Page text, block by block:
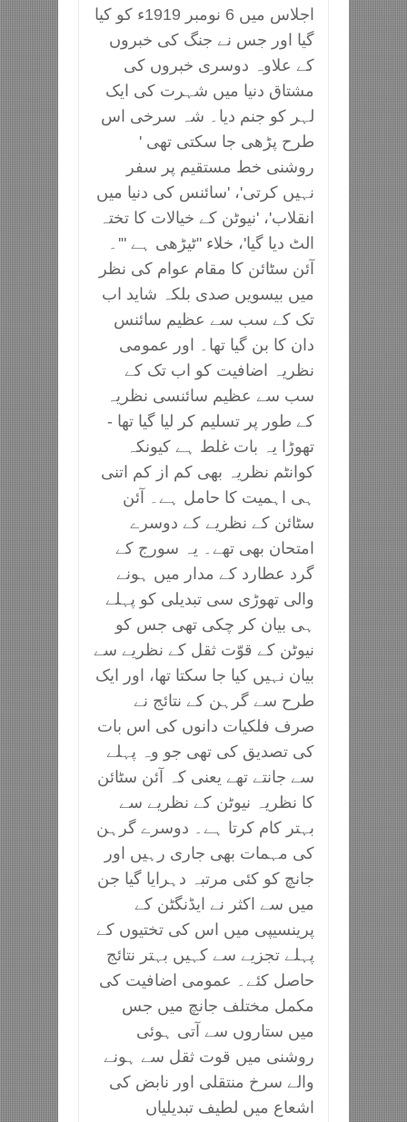
اجلاس میں 6 نومبر 1919ء کو کیا
گیا اور جس نے جنگ کی خبروں
کے علاوہ دوسری خبروں کی
مشتاق دنیا میں شہرت کی ایک
لہر کو جنم دیا۔ شہ سرخی اس
طرح پڑھی جا سکتی تھی '
روشنی خط مستقیم پر سفر
نہیں کرتی'، 'سائنس کی دنیا میں
انقلاب'، 'نیوٹن کے خیالات کا تختہ
الٹ دیا گیا'، خلاء "ٹیڑھی ہے "'۔
آئن سٹائن کا مقام عوام کی نظر
میں بیسویں صدی بلکہ شاید اب
تک کے سب سے عظیم سائنس
دان کا بن گیا تھا۔ اور عمومی
نظریہ اضافیت کو اب تک کے
سب سے عظیم سائنسی نظریہ
کے طور پر تسلیم کر لیا گیا تھا -
تھوڑا یہ بات غلط ہے کیونکہ
کوانٹم نظریہ بھی کم از کم اتنی
ہی اہمیت کا حامل ہے۔ آئن
سٹائن کے نظریے کے دوسرے
امتحان بھی تھے۔ یہ سورج کے
گرد عطارد کے مدار میں ہونے
والی تھوڑی سی تبدیلی کو پہلے
ہی بیان کر چکی تھی جس کو
نیوٹن کے قوّت ثقل کے نظریے سے
بیان نہیں کیا جا سکتا تھا، اور ایک
طرح سے گرہن کے نتائج نے
صرف فلکیات دانوں کی اس بات
کی تصدیق کی تھی جو وہ پہلے
سے جانتے تھے یعنی کہ آئن سٹائن
کا نظریہ نیوٹن کے نظریے سے
بہتر کام کرتا ہے۔ دوسرے گرہن
کی مہمات بھی جاری رہیں اور
جانچ کو کئی مرتبہ دہرایا گیا جن
میں سے اکثر نے ایڈنگٹن کے
پرینسیپی میں اس کی تختیوں کے
پہلے تجزیے سے کہیں بہتر نتائج
حاصل کئے۔ عمومی اضافیت کی
مکمل مختلف جانچ میں جس
میں ستاروں سے آتی ہوئی
روشنی میں قوت ثقل سے ہونے
والے سرخ منتقلی اور نابض کی
اشعاع میں لطیف تبدیلیاں